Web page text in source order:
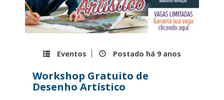
Eventos Postado há 9 anos
Workshop Gratuito de
Desenho Artístico